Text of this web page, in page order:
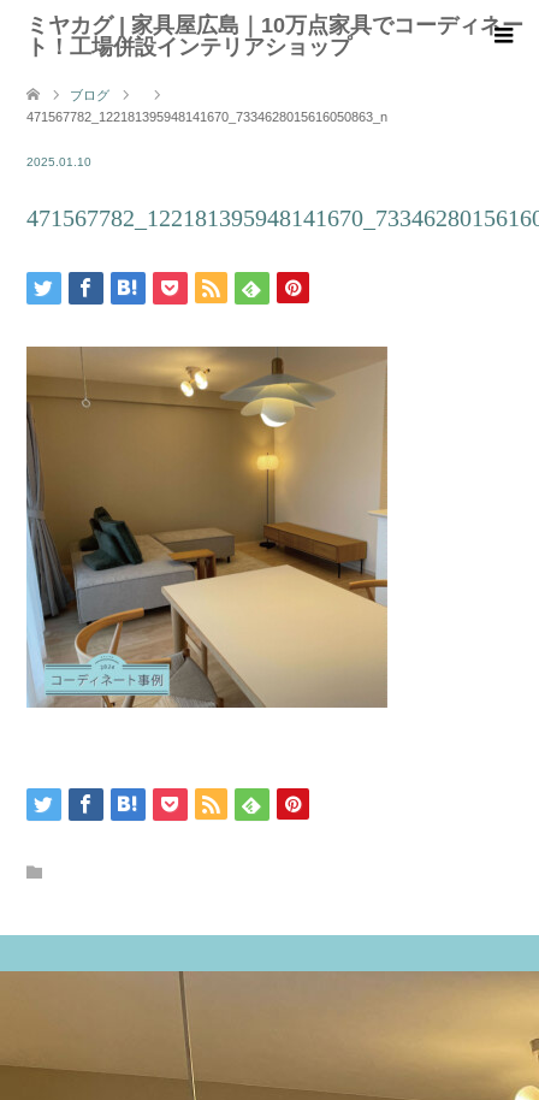
ミヤカグ | 家具屋広島｜10万点家具でコーディネー
ト！工場併設インテリアショップ
ブログ
471567782_122181395948141670_7334628015616050863_n
2025.01.10